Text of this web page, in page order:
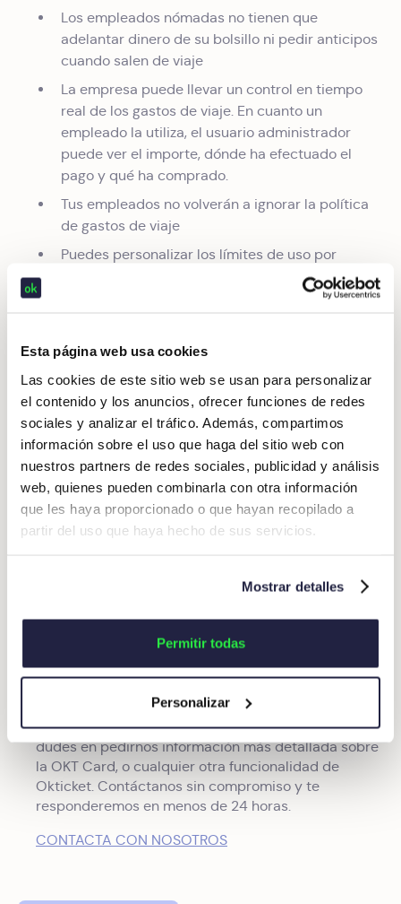
Esta página web usa cookies
Las cookies de este sitio web se usan para personalizar
el contenido y los anuncios, ofrecer funciones de redes
sociales y analizar el tráfico. Además, compartimos
información sobre el uso que haga del sitio web con
nuestros partners de redes sociales, publicidad y análisis
web, quienes pueden combinarla con otra información
que les haya proporcionado o que hayan recopilado a
partir del uso que haya hecho de sus servicios.
Mostrar detalles
Permitir todas
Personalizar
Los empleados nómadas no tienen que
adelantar dinero de su bolsillo ni pedir anticipos
cuando salen de viaje
La empresa puede llevar un control en tiempo
real de los gastos de viaje. En cuanto un
empleado la utiliza, el usuario administrador
puede ver el importe, dónde ha efectuado el
pago y qué ha comprado.
Tus empleados no volverán a ignorar la política
de gastos de viaje
Puedes personalizar los límites de uso por
múltiples criterios (por usuario, por periodo de
más habitual de las tarjetas de empresa
extracto que debe ser revisado por la persona
encargada de revisar los gastos. Muchas veces,
no es fácil identificar los conceptos. Al final,
acaba creando un Excel para que el trabajador
organice los gastos (con su fecha, concepto e
importe). Eso no te ocurrirá con la OKT Card. El
usuario paga, recibe el aviso en su móvil para
digitalizar el gasto y asocia el ticket a la
app de Okticket
Con la garantía de Mastercad. Es aceptada en
miles de establecimientos de todo el mundo
Si quieres olvidarte de la gestión de anticipos, no
dudes en pedirnos información más detallada sobre
la OKT Card, o cualquier otra funcionalidad de
Okticket. Contáctanos sin compromiso y te
responderemos en menos de 24 horas.
CONTACTA CON NOSOTROS